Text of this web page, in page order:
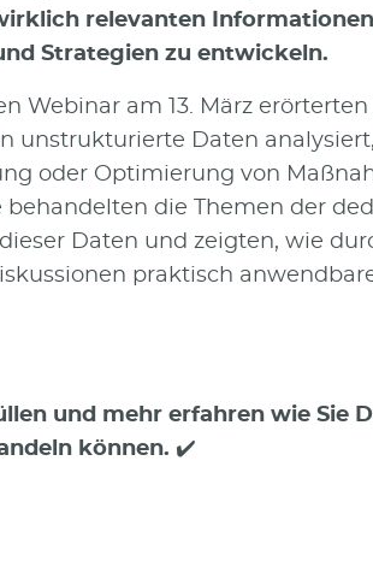
relevanten
Strategien zu entwickeln.
Webinar am 13. März erörterten
unstrukturierte Daten
oder Optimierung von
behandelten die Themen der
Daten und zeigten, wie
praktisch
und mehr erfahren wie Sie
können. ✔️